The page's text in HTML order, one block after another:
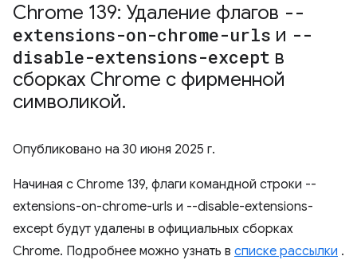
Chrome 139: Удаление флагов --
extensions-on-chrome-urls и --
disable-extensions-except в
сборках Chrome с фирменной
символикой.
Опубликовано на 30 июня 2025 г.
Начиная с Chrome 139, флаги командной строки --
extensions-on-chrome-urls и --disable-extensions-
except будут удалены в официальных сборках
Chrome. Подробнее можно узнать в списке рассылки .